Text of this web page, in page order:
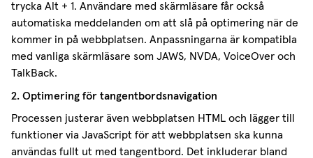
trycka Alt + 1. Användare med skärmläsare får också
automatiska meddelanden om att slå på optimering när de
kommer in på webbplatsen. Anpassningarna är kompatibla
med vanliga skärmläsare som JAWS, NVDA, VoiceOver och
TalkBack.
2. Optimering för tangentbordsnavigation
Processen justerar även webbplatsen HTML och lägger till
funktioner via JavaScript för att webbplatsen ska kunna
användas fullt ut med tangentbord. Det inkluderar bland